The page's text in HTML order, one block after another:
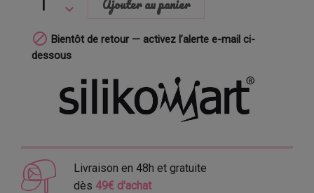
Ajouter au panier
 Bientôt de retour — activez l’alerte e-mail ci-
dessous
Livraison en 48h et gratuite
dès 49€ d'achat